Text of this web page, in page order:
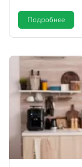
Подробнее